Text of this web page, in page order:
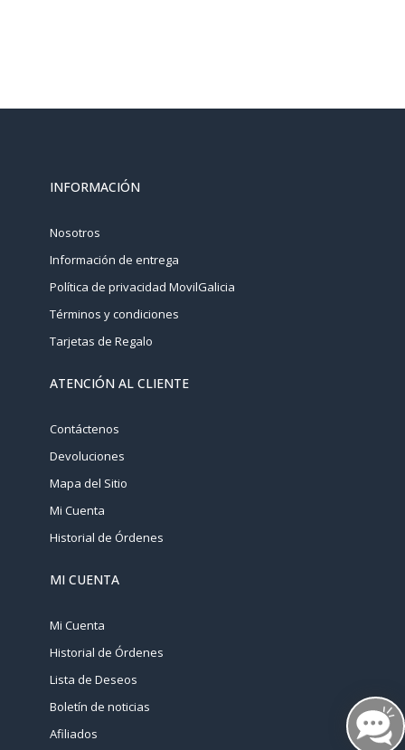
INFORMACIÓN
Nosotros
Información de entrega
Política de privacidad MovilGalicia
Términos y condiciones
Tarjetas de Regalo
ATENCIÓN AL CLIENTE
Contáctenos
Devoluciones
Mapa del Sitio
Mi Cuenta
Historial de Órdenes
MI CUENTA
Mi Cuenta
Historial de Órdenes
Lista de Deseos
Boletín de noticias
Afiliados